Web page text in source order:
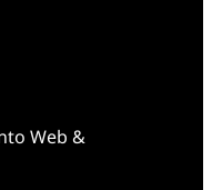
Web &